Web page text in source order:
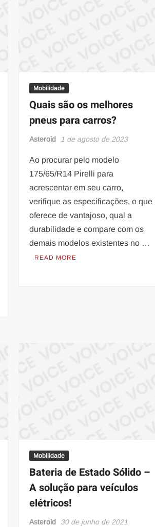
Mobilidade
Quais são os melhores
pneus para carros?
Asteroid 1 de agosto de 2023
Ao procurar pelo modelo
175/65/R14 Pirelli para
acrescentar em seu carro,
verifique as especificações, o que
oferece de vantajoso, qual a
durabilidade e compare com os
demais modelos existentes no …
READ MORE
Mobilidade
Bateria de Estado Sólido –
A solução para veículos
elétricos!
Asteroid 30 de junho de 2021